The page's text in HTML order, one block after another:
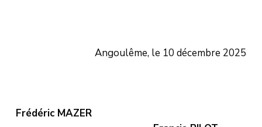
Angoulême, le 10 décembre 2025
Frédéric MAZER